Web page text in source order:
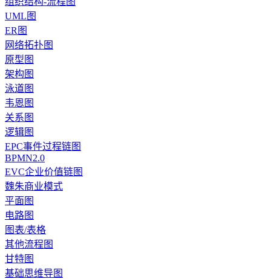
UML图
ER图
网络拓扑图
原型图
架构图
泳道图
韦恩图
关系图
逻辑图
EPC事件过程链图
BPMN2.0
EVC企业价值链图
魏朱商业模式
平面图
电路图
图表/表格
其他流程图
甘特图
基础思维导图